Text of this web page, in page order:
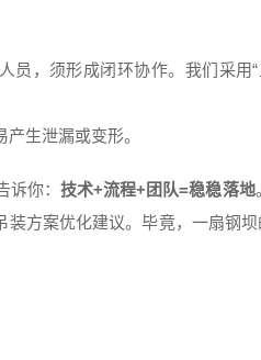
员，须形成闭环协作。我们采用
生泄漏或变形。
你： 技术+流程+团队=稳稳落地
方案优化建议。毕竟，一扇钢